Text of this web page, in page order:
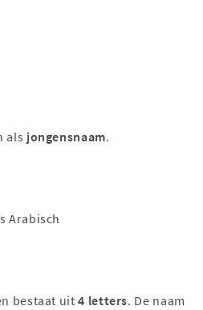
als jongensnaam.
Arabisch
bestaat uit4 letters. De naam